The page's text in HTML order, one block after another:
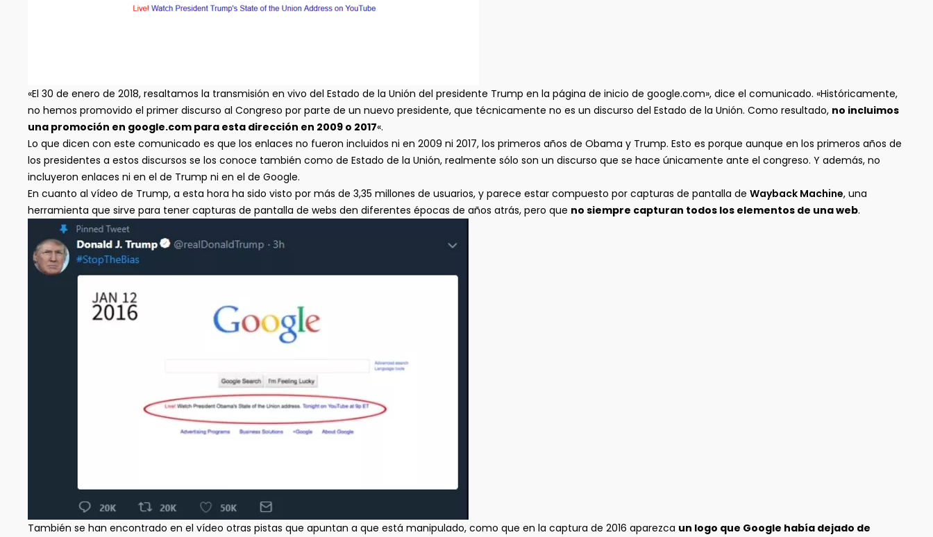
«El 30 de enero de 2018, resaltamos la transmisión en vivo del Estado de la Unión del presidente Trump en la página de inicio de google.com», dice el comunicado. «Históricamente,
no hemos promovido el primer discurso al Congreso por parte de un nuevo presidente, que técnicamente no es un discurso del Estado de la Unión. Como resultado, no incluimos
una promoción en google.com para esta dirección en 2009 o 2017«.
Lo que dicen con este comunicado es que los enlaces no fueron incluidos ni en 2009 ni 2017, los primeros años de Obama y Trump. Esto es porque aunque en los primeros años de
los presidentes a estos discursos se los conoce también como de Estado de la Unión, realmente sólo son un discurso que se hace únicamente ante el congreso. Y además, no
incluyeron enlaces ni en el de Trump ni en el de Google.
En cuanto al vídeo de Trump, a esta hora ha sido visto por más de 3,35 millones de usuarios, y parece estar compuesto por capturas de pantalla de Wayback Machine, una
herramienta que sirve para tener capturas de pantalla de webs den diferentes épocas de años atrás, pero que no siempre capturan todos los elementos de una web.
También se han encontrado en el vídeo otras pistas que apuntan a que está manipulado, como que en la captura de 2016 aparezca un logo que Google había dejado de